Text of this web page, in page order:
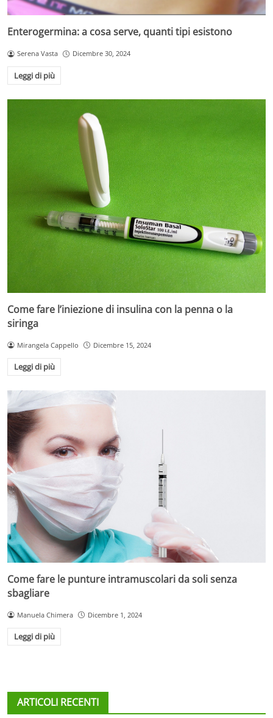
Enterogermina: a cosa serve, quanti tipi esistono
Serena Vasta Dicembre 30, 2024
Leggi di più
Come fare l’iniezione di insulina con la penna o la
siringa
Mirangela Cappello Dicembre 15, 2024
Leggi di più
Come fare le punture intramuscolari da soli senza
sbagliare
Manuela Chimera Dicembre 1, 2024
Leggi di più
ARTICOLI RECENTI